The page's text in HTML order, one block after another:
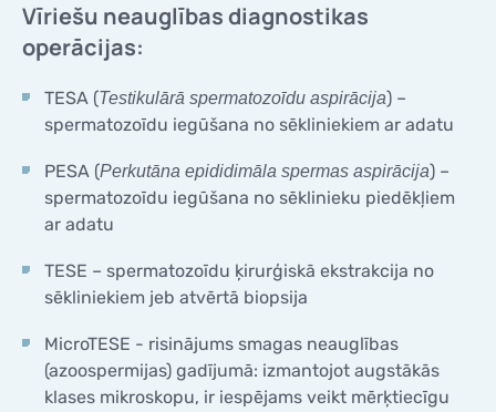
Vīriešu neauglības diagnostikas
operācijas:
TESA (Testikulārā spermatozoīdu aspirācija) –
spermatozoīdu iegūšana no sēkliniekiem ar adatu
PESA (Perkutāna epididimāla spermas aspirācija) –
spermatozoīdu iegūšana no sēklinieku piedēkļiem
ar adatu
TESE – spermatozoīdu ķirurģiskā ekstrakcija no
sēkliniekiem jeb atvērtā biopsija
MicroTESE - risinājums smagas neauglības
(azoospermijas) gadījumā: izmantojot augstākās
klases mikroskopu, ir iespējams veikt mērķtiecīgu